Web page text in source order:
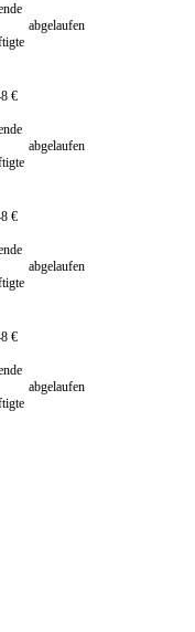
abgelaufen
€
abgelaufen
€
abgelaufen
€
abgelaufen